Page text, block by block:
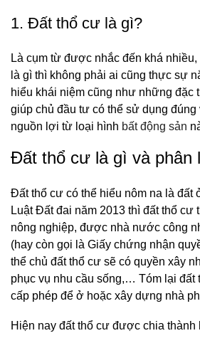
1. Đất thổ cư là gì?
Là cụm từ được nhắc đến khá
là gì thì không phải ai cũng thực sự
hiểu khái niệm cũng như những đặc
giúp chủ đầu tư có thể sử dụng đúng
nguồn lợi từ loại hình bất động sản
Đất thổ cư là gì và phân
Đất thổ cư có thể hiểu nôm na là đất
Luật Đất đai năm 2013 thì đất thổ cư
nông nghiệp, được nhà nước công
(hay còn gọi là Giấy chứng nhận
thể chủ đất thổ cư sẽ có quyền xây
phục vụ nhu cầu sống,… Tóm lại
cấp phép để ở hoặc xây dựng nhà
Hiện nay đất thổ cư được chia thành